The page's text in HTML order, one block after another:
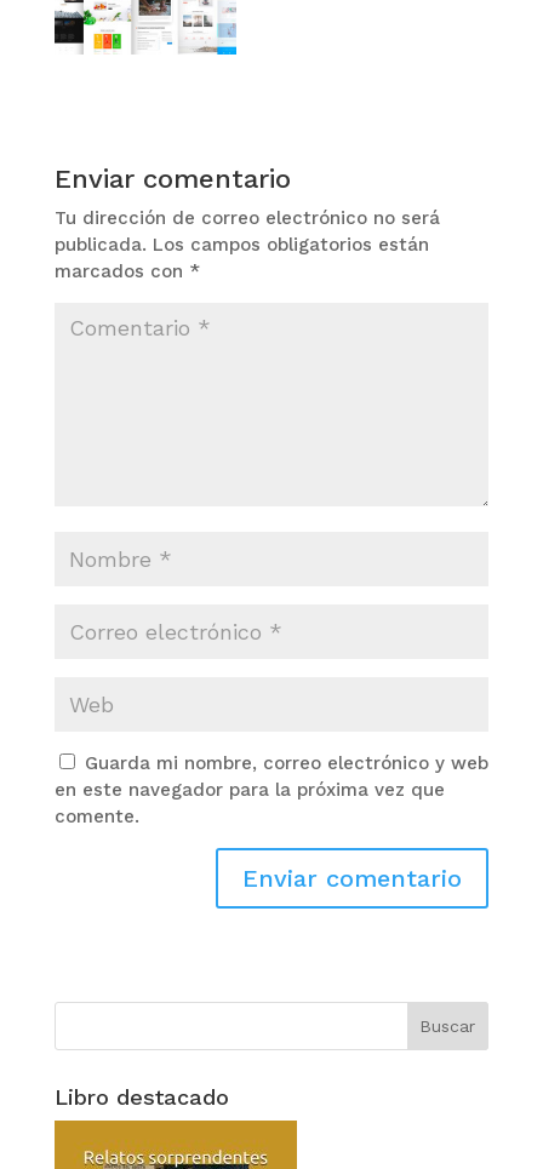
Enviar comentario
Tu dirección de correo electrónico no será
publicada. Los campos obligatorios están
marcados con *
Guarda mi nombre, correo electrónico y web
en este navegador para la próxima vez que
comente.
Libro destacado